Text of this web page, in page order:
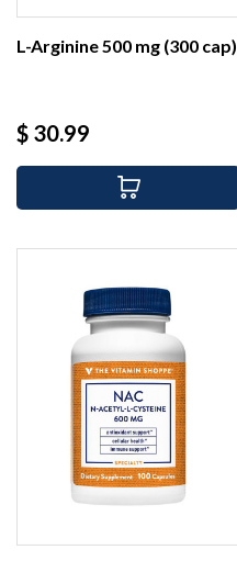
L-Arginine 500 mg (300 cap)
Precio
$ 30.99